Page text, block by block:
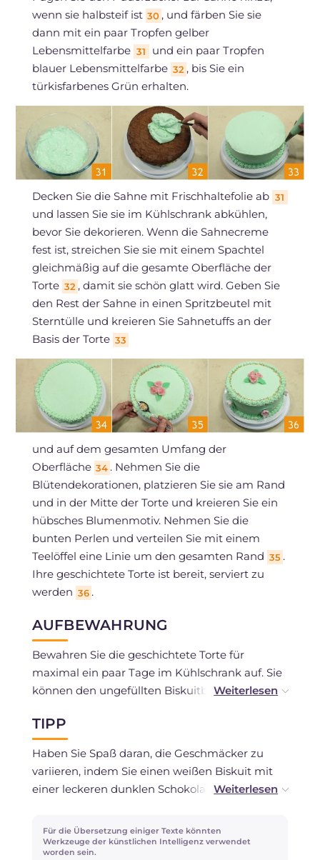
wenn sie halbsteif ist 30 , und färben Sie sie
dann mit ein paar Tropfen gelber
Lebensmittelfarbe 31
und ein paar Tropfen
blauer Lebensmittelfarbe 32 , bis Sie ein
türkisfarbenes Grün erhalten.
Decken Sie die Sahne mit Frischhaltefolie ab 31
und lassen Sie sie im Kühlschrank abkühlen,
bevor Sie dekorieren. Wenn die Sahnecreme
fest ist, streichen Sie sie mit einem Spachtel
gleichmäßig auf die gesamte Oberfläche der
Torte 32 , damit sie schön glatt wird. Geben Sie
den Rest der Sahne in einen Spritzbeutel mit
Sterntülle und kreieren Sie Sahnetuffs an der
Basis der Torte 33
und auf dem gesamten Umfang der
Oberfläche 34 . Nehmen Sie die
Blütendekorationen, platzieren Sie sie am Rand
und in der Mitte der Torte und kreieren Sie ein
hübsches Blumenmotiv. Nehmen Sie die
bunten Perlen und verteilen Sie mit einem
Teelöffel eine Linie um den gesamten Rand 35 .
Ihre geschichtete Torte ist bereit, serviert zu
werden 36 .
AUFBEWAHRUNG
Bewahren Sie die geschichtete Torte für
maximal ein paar Tage im Kühlschrank auf. Sie
können den ungefüllten Biskuitboden
auftauen. Die weiße Schokoladenfüllung
können Sie separat im Kühlschrank abgedeckt
mit Frischhaltefolie für ein paar Tage
aufbewahren.
TIPP
Haben Sie Spaß daran, die Geschmäcker zu
variieren, indem Sie einen weißen Biskuit mit
einer leckeren dunklen Schokoladencreme
zusammenfällt, fügen Sie 5 g Gelatineblätter,
die in kaltem Wasser eingeweicht und dann in
Für die Übersetzung einiger Texte könnten
Werkzeuge der künstlichen Intelligenz verwendet
worden sein.